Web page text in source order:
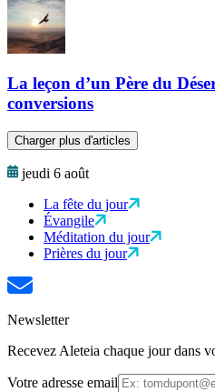
La leçon d’un Père du
conversions
Charger plus d'articles
jeudi 6 août
La fête du jour
Évangile
Méditation du jour
Prières du jour
Newsletter
Recevez Aleteia chaque jour dans
Votre adresse email